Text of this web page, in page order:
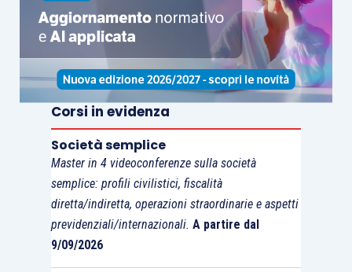
quantitativo al riporto delle perdite,
commisurato airedditi imponibili prospettici
che la società dotata di perdite fiscali potrebbe
realizzare, singolarmente considerata, nel
periodo d’imposta in cui l’operazione si
perfeziona e nei successivi
scissione dovrebbe trattarsi dei redditi
prospettici realizzabili mediante il complesso
aziendale e/o i beni trasferiti alla beneficiaria),
quali risultanti da unpiano economico poliennale
della società.
Corsi in evidenza
Società semplice
Master in 4 videoconferenze sulla società
semplice: profili civilistici, fiscalità
diretta/indiretta, operazioni straordinarie e aspetti
previdenziali/internazionali. A partire dal
9/09/2026